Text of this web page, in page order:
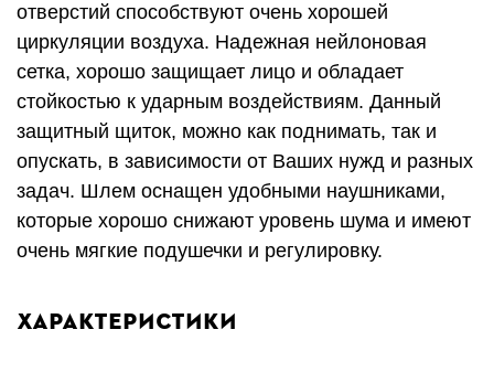
отверстий способствуют очень хорошей
циркуляции воздуха. Надежная нейлоновая
сетка, хорошо защищает лицо и обладает
стойкостью к ударным воздействиям. Данный
защитный щиток, можно как поднимать, так и
опускать, в зависимости от Ваших нужд и разных
задач. Шлем оснащен удобными наушниками,
которые хорошо снижают уровень шума и имеют
очень мягкие подушечки и регулировку.
Характеристики